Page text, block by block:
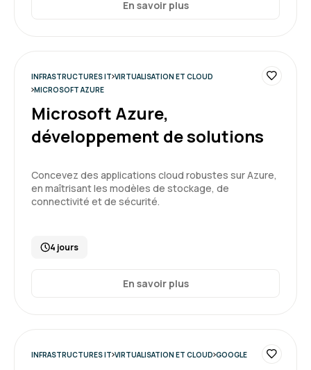
En savoir plus
INFRASTRUCTURES IT VIRTUALISATION ET CLOUD
MICROSOFT AZURE
Microsoft Azure,
développement de solutions
Concevez des applications cloud robustes sur Azure,
en maîtrisant les modèles de stockage, de
connectivité et de sécurité.
4 jours
En savoir plus
INFRASTRUCTURES IT VIRTUALISATION ET CLOUD GOOGLE